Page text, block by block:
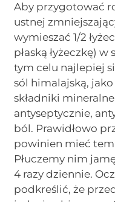
Aby przygotować
ustnej
wymieszać 1/2
płaską łyżeczkę)
tym celu najlepiej
sól himalajską,
składniki
antyseptycznie,
ból. Prawidłowo
powinien mieć
Płuczemy nim
4 razy dziennie.
podkreślić, że